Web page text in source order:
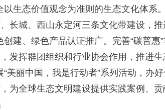
态价值观念为准则的生态文化体系
长城、西山永定河三条文化带建设，
、绿色产品认证推广。完善“碳普惠
发挥群团组织和行业协会作用，推进生
丽中国，我是行动者”系列活动，办好
为全球生态文明建设提供实践案例、贡